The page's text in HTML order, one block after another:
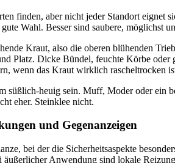
finden, aber nicht jeder Standort eignet
Wahl. Besser sind saubere, möglichst
Kraut, also die oberen blühenden
Platz. Dicke Bündel, feuchte Körbe oder
wenn das Kraut wirklich rascheltrocken
süßlich-heuig sein. Muff, Moder oder ein
eher. Steinklee nicht.
und Gegenanzeigen
bei der die Sicherheitsaspekte
äußerlicher Anwendung sind lokale